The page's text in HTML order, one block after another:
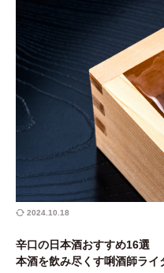
2024.10.18
辛口の日本酒おすすめ16選
本酒を飲み尽くす唎酒師ライ